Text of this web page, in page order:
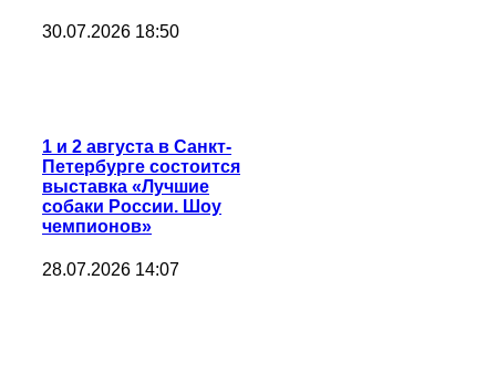
30.07.2026 18:50
1 и 2 августа в Санкт-
Петербурге состоится
выставка «Лучшие
собаки России. Шоу
чемпионов»
28.07.2026 14:07